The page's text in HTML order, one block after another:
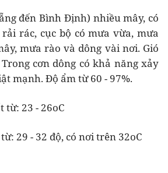
đến Bình Định) nhiều mây, có
rác, cục bộ có mưa vừa, mưa
mưa rào và dông vài nơi. Gió
Trong cơn dông có khả năng xảy
mạnh. Độ ẩm từ 60 - 97%.
từ: 23 - 26oC
29 - 32 độ, có nơi trên 32oC